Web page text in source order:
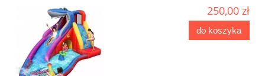
250,00 zł
do koszyka